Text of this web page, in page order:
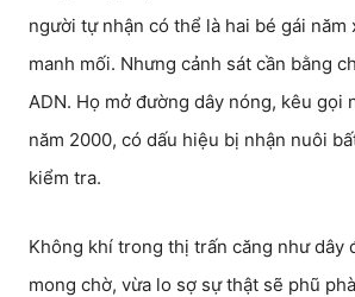
người tự nhận có thể là hai bé gái năm
manh mối. Nhưng cảnh sát cần bằng
ADN. Họ mở đường dây nóng, kêu gọi
năm 2000, có dấu hiệu bị nhận nuôi
kiểm tra.
Không khí trong thị trấn căng như dây
mong chờ, vừa lo sợ sự thật sẽ phũ